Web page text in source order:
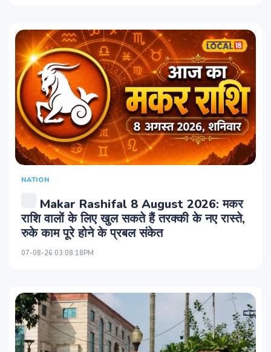
NATION
Makar Rashifal 8 August 2026: मकर
राशि वालों के लिए खुल सकते हैं तरक्की के नए रास्ते,
रुके काम पूरे होने के प्रबल संकेत
07-08-26 03:08:18PM